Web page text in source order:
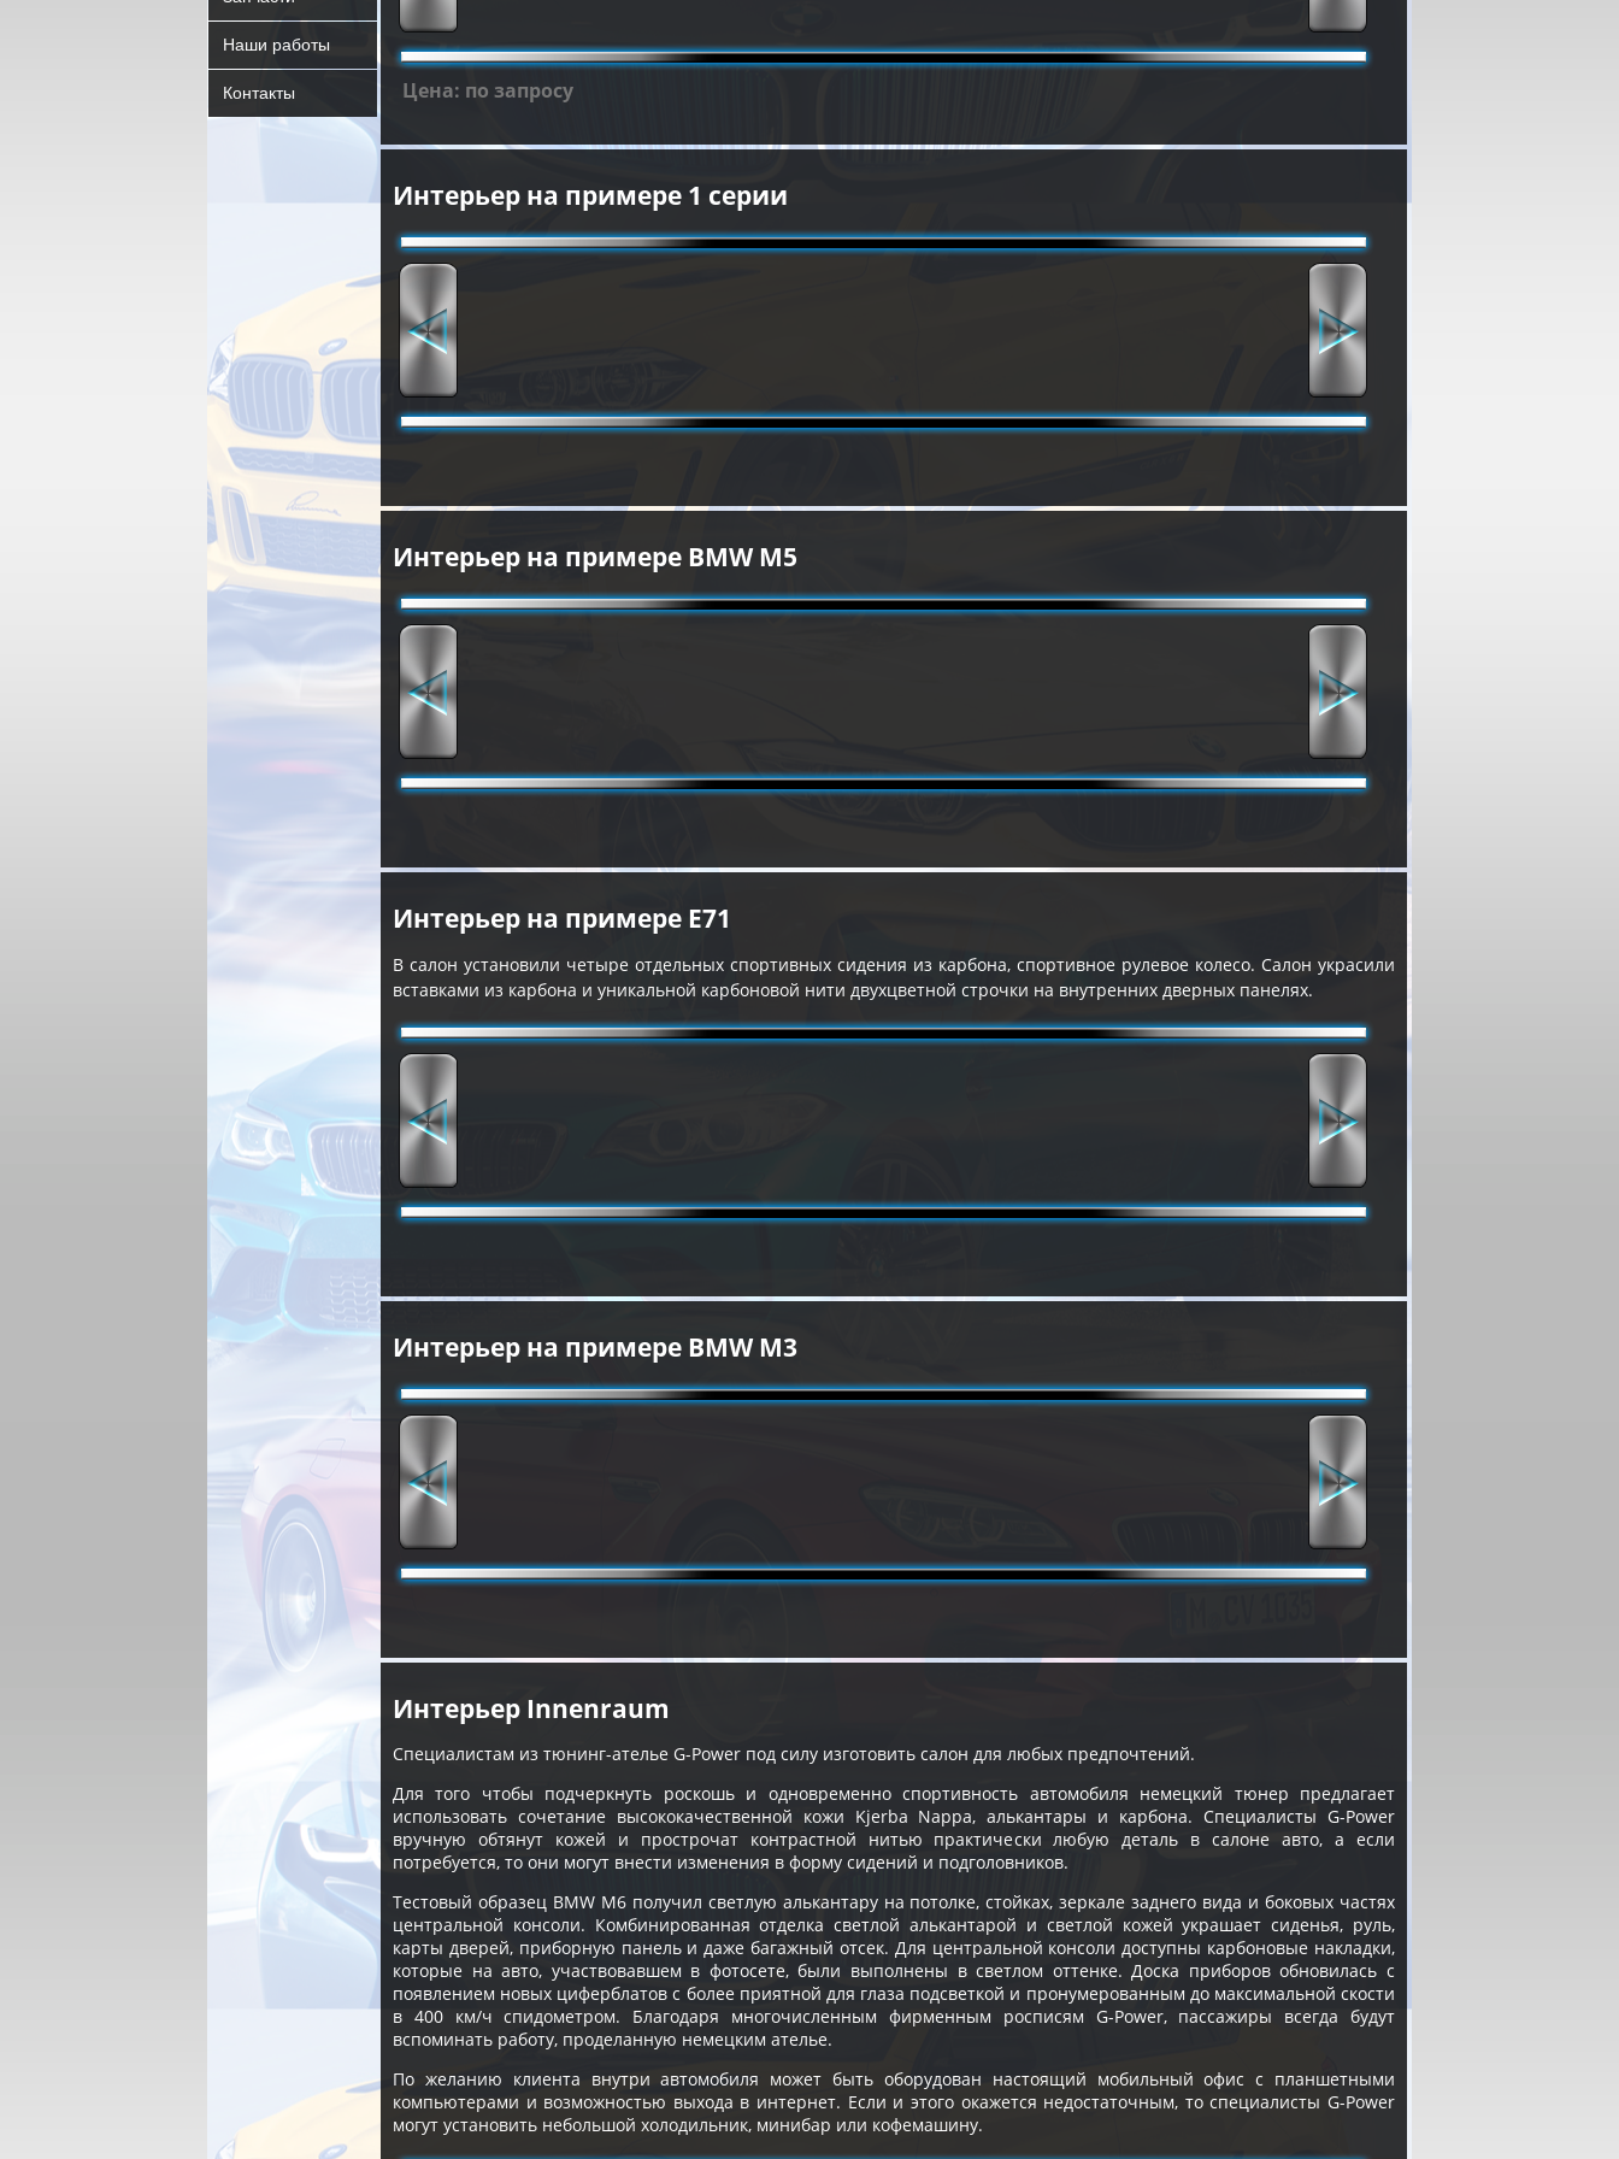
Наши работы
Контакты Цена: по запросу
Интерьер на примере 1 серии
Интерьер на примере BMW M5
Интерьер на примере E71
В салон установили четыре отдельных спортивных сидения из карбона, спортивное рулевое колесо. Салон украсили
вставками из карбона и уникальной карбоновой нити двухцветной строчки на внутренних дверных панелях.
Интерьер на примере BMW M3
Интерьер Innenraum
Специалистам из тюнинг-ателье G-Power под силу изготовить салон для любых предпочтений.
Для того чтобы подчеркнуть роскошь и одновременно спортивность автомобиля немецкий тюнер предлагает
использовать сочетание высококачественной кожи Kjerba Nappa, алькантары и карбона. Специалисты G-Power
вручную обтянут кожей и прострочат контрастной нитью практически любую деталь в салоне авто, а если
потребуется, то они могут внести изменения в форму сидений и подголовников.
Тестовый образец BMW M6 получил светлую алькантару на потолке, стойках, зеркале заднего вида и боковых частях
центральной консоли. Комбинированная отделка светлой алькантарой и светлой кожей украшает сиденья, руль,
карты дверей, приборную панель и даже багажный отсек. Для центральной консоли доступны карбоновые накладки,
которые на авто, участвовавшем в фотосете, были выполнены в светлом оттенке. Доска приборов обновилась с
появлением новых циферблатов с более приятной для глаза подсветкой и пронумерованным до максимальной скости
в 400 км/ч спидометром. Благодаря многочисленным фирменным росписям G-Power, пассажиры всегда будут
вспоминать работу, проделанную немецким ателье.
По желанию клиента внутри автомобиля может быть оборудован настоящий мобильный офис с планшетными
компьютерами и возможностью выхода в интернет. Если и этого окажется недостаточным, то специалисты G-Power
могут установить небольшой холодильник, минибар или кофемашину.